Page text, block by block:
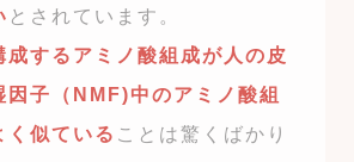
とされています。
成するアミノ酸組成が人の皮
因子（NMF)中のアミノ酸組
く似ている ことは驚くばかり